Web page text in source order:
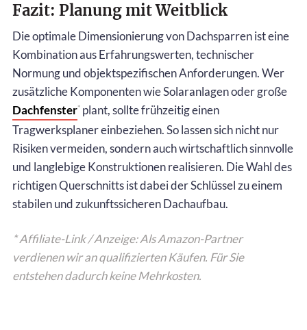
Fazit: Planung mit Weitblick
Die optimale Dimensionierung von Dachsparren ist eine
Kombination aus Erfahrungswerten, technischer
Normung und objektspezifischen Anforderungen. Wer
zusätzliche Komponenten wie Solaranlagen oder große
Dachfenster* plant, sollte frühzeitig einen
Tragwerksplaner einbeziehen. So lassen sich nicht nur
Risiken vermeiden, sondern auch wirtschaftlich sinnvolle
und langlebige Konstruktionen realisieren. Die Wahl des
richtigen Querschnitts ist dabei der Schlüssel zu einem
stabilen und zukunftssicheren Dachaufbau.
* Affiliate-Link / Anzeige: Als Amazon-Partner
verdienen wir an qualifizierten Käufen. Für Sie
entstehen dadurch keine Mehrkosten.